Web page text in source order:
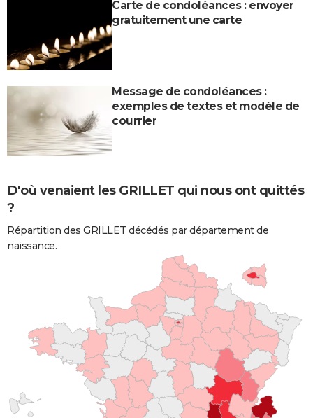
Carte de condoléances : envoyer
gratuitement une carte
Message de condoléances :
exemples de textes et modèle de
courrier
D'où venaient les GRILLET qui nous ont quittés
?
Répartition des GRILLET décédés par département de
naissance.